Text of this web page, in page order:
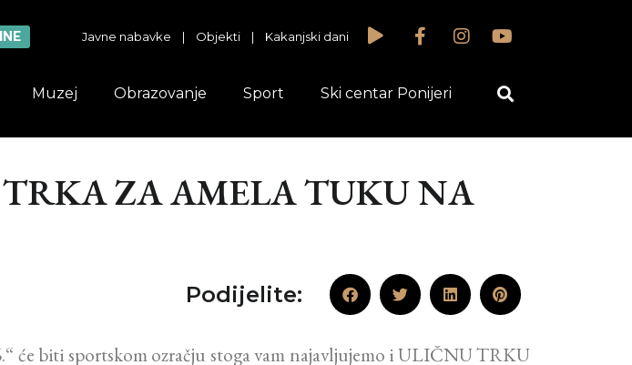
Javne nabavke | Objekti | Kakanjski dani
Muzej Obrazovanje Sport Ski centar Ponijeri
ZA AMELA TUKU NA
Podijelite:
će biti sportskom ozračju stoga vam najavljujemo i ULIČNU TRKU